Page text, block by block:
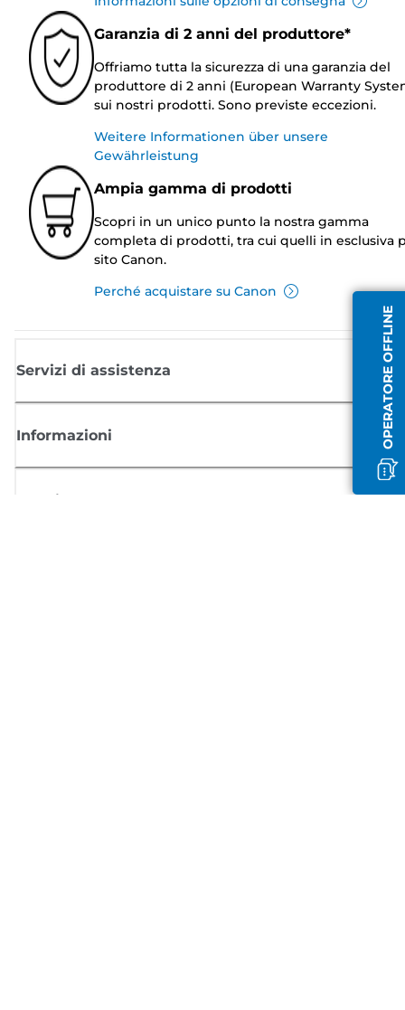
OPERATORE OFFLINE
Garanzia di 2 anni del produttore*
Offriamo tutta la sicurezza di una garanzia del
produttore di 2 anni (European Warranty
sui nostri prodotti. Sono previste eccezioni.
Weitere Informationen über unsere
Gewährleistung
Ampia gamma di prodotti
Scopri in un unico punto la nostra gamma
completa di prodotti, tra cui quelli in esclusiva
sito Canon.
Perché acquistare su Canon
Servizi di assistenza
Informazioni
Acquisto